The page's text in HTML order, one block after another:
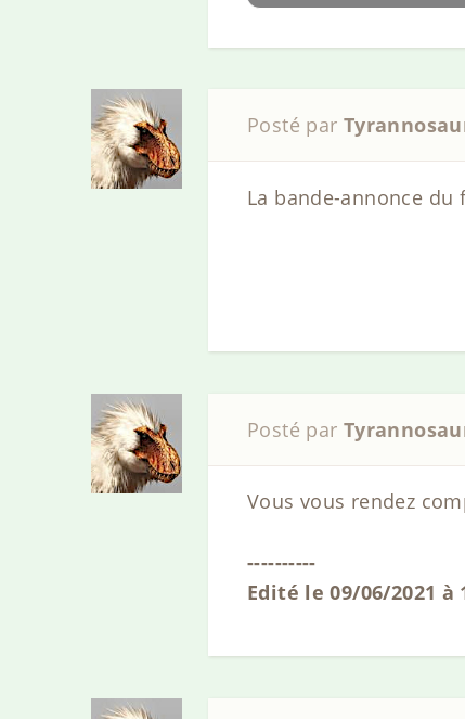
Posté par
La bande-annonce
Posté par
Vous vous rendez
----------
Edité le 09/06/2021